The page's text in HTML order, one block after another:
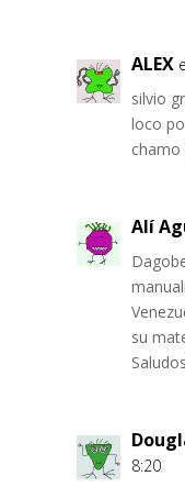
ALEX
silvio
loco
chamo
Alí
su
8:20